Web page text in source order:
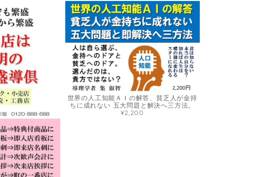
世界の人工知能ＡＩの解答、貧乏人が金持
ちに成れない 五大問題と解決へ三方法。
¥2,200